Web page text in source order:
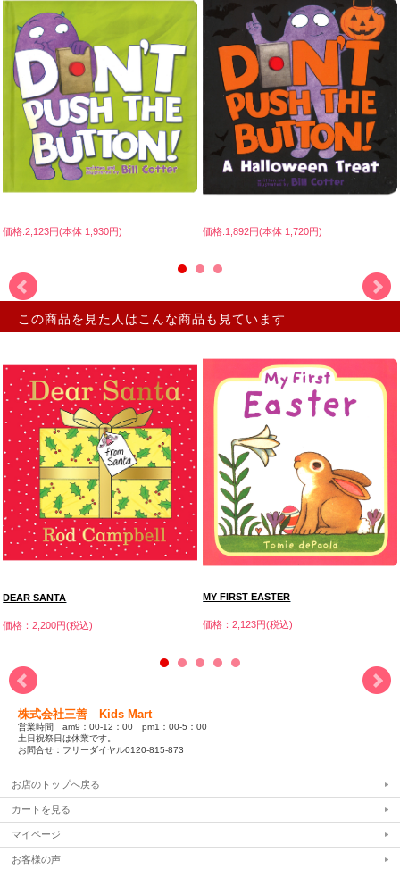
価格:2,123円(本体 1,930円) 価格:1,892円(本体 1,720円)
この商品を見た人はこんな商品も見ています
DEAR SANTA
価格：2,200円(税込)
MY FIRST EASTER
価格：2,123円(税込)
株式会社三善 Kids Mart
営業時間 am9：00-12：00 pm1：00-5：00
土日祝祭日は休業です。
お問合せ：フリーダイヤル0120-815-873
お店のトップへ戻る
カートを見る
マイページ
お客様の声